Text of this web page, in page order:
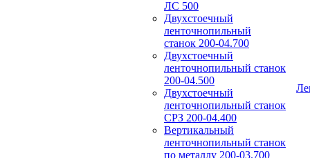
ЛС 500
Двухстоечный
ленточнопильный
станок 200-04.700
Двухстоечный
ленточнопильный станок
200-04.500
Двухстоечный
ленточнопильный станок
СРЗ 200-04.400
Вертикальный
ленточнопильный станок
по металлу 200-03.700